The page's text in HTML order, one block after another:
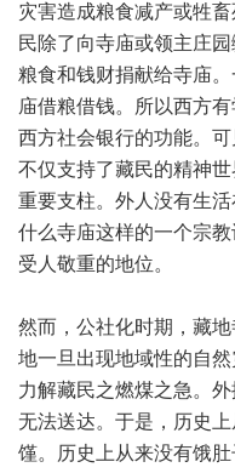
灾害造成粮食减产或牲
民除了向寺庙或领主庄
粮食和钱财捐献给寺庙
庙借粮借钱。所以西方
西方社会银行的功能。
不仅支持了藏民的精神
重要支柱。外人没有生
什么寺庙这样的一个宗
受人敬重的地位。
然而，公社化时期，藏
地一旦出现地域性的自
力解藏民之燃煤之急。
无法送达。于是，历史
馑。历史上从来没有饿